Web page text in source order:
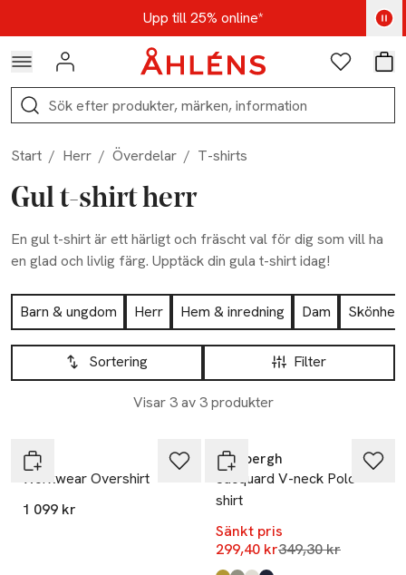
Hoppa till navigationsmenynUpp till 25% online*
Kod: AUG25 - Shoppa nu
Logga in Favoriter
Sök
Start / Herr / Överdelar / T-shirts
Gul t-shirt herr
En gul t-shirt är ett härligt och fräscht val för dig som vill ha
en glad och livlig färg. Upptäck din gula t-shirt idag!
Hoppa till produktsidan
Barn & ungdom Herr Hem & inredning Dam
Skönhet
Hoppa till produktsidan
Filter
Sortering
Visar 3 av 3 produkter
Lista över produkter
Lee
Workwear Overshirt
1 099 kr
Lindbergh
Jacquard V-neck Polo
shirt
Sänkt pris
299,40 krLägsta pris 30
349,30 kr